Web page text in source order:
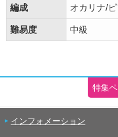
編成 オカリナ/ピ
難易度 中級
特集
インフォメーション